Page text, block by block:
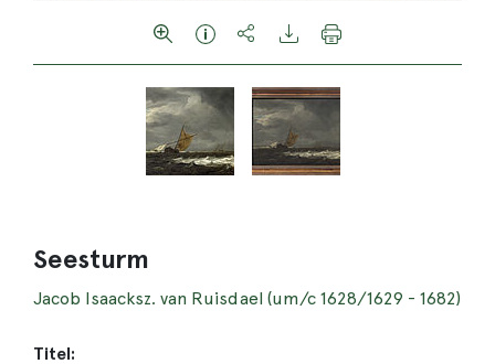
Seesturm
Jacob Isaacksz. van Ruisdael (um/c 1628/1629 - 1682)
Titel: